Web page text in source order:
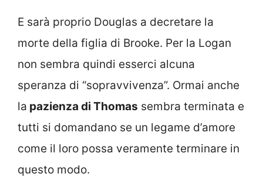
E sarà proprio Douglas a decretare la
morte della figlia di Brooke. Per la Logan
non sembra quindi esserci alcuna
speranza di “sopravvivenza”. Ormai anche
la pazienza di Thomas sembra terminata e
tutti si domandano se un legame d’amore
come il loro possa veramente terminare in
questo modo.